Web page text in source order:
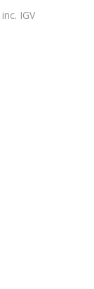
inc. IGV